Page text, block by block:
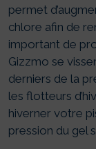
permet
chlore afin de
important de
Gizzmo se
derniers de la
les flotteurs
hiverner votre
pression du gel